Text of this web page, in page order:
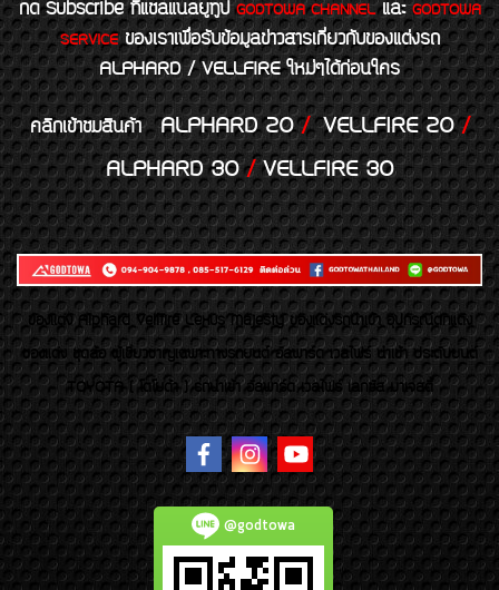
กด Subscribe ที่แชลแนลยูทูปGODTOWA CHANNELและGODTOWA
SERVICEของเราเพื่อรับข้อมูลข่าวสารเกี่ยวกับของแต่งรถ
ALPHARD / VELLFIRE ใหม่ๆได้ก่อนใคร
คลิกเข้าชมสินค้า ALPHARD 20/VELLFIRE 20/
ALPHARD 30/VELLFIRE 30
ของเเต่ง Alphard Vellfire Lexus Majesty ของเเต่งรถนำเข้า อุปกรณ์ตกแต่ง
ของแต่ง ชุดล้อ ผู้เชี่ยวชาญเฉพาะทางรถยนต์ อัลพาร์ด เวลไฟร์ นำเข้า ประดับยนต์
TOYOTA ( โตโยต้า ) รถนำเข้า อัลพาร์ด เวลไฟร์ เลกซัส มาเจสตี้
@godtowa